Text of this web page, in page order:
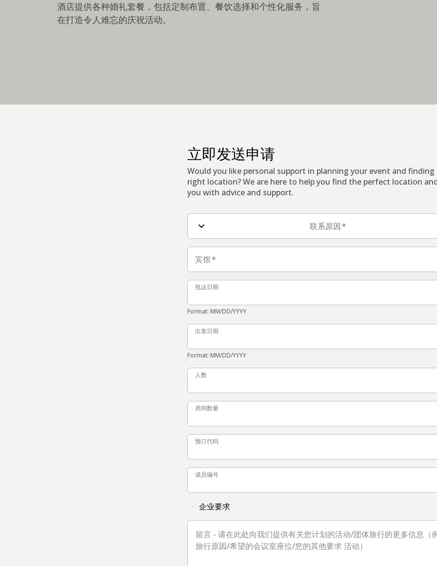
酒店提供各种婚礼套餐，包括定制布置、餐饮选择和个性化服务，旨
在打造令人难忘的庆祝活动。
立即发送申请
Would you like personal support in planning your event and
right location? We are here to help you find the perfect location
you with advice and support.
联系表单字段
联系原因*
宾馆
宾馆*
抵达日期
抵达日期
Format: MM/DD/YYYY
出发日期
出发日期
Format: MM/DD/YYYY
人数人数
房间数量
房间数量
预订代码
预订代码
成员编号
成员编号
企业要求
留言 - 请在此处向我们提供有关您计划的活动/团体旅行的更多信息（例